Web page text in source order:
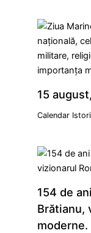
15
Calendar
154 de
Brătianu,
moderne.